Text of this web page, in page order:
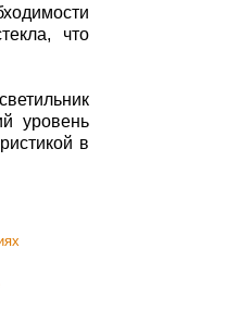
что
уровень
в